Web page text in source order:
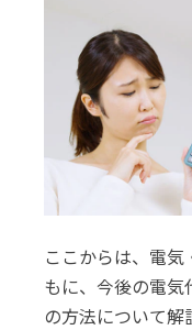
ここからは、電
もに、今後の電気
の方法について解